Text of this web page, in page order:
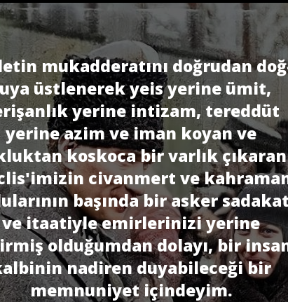
mukadderatını doğrudan
üstlenerek yeis yerine ümit,
yerine intizam, tereddüt
yerine azim ve iman koyan ve
koskoca bir varlık çıkaran
civanmert ve
başında bir asker
ve itaatiyle emirlerinizi yerine
olduğumdan dolayı, bir
nadiren duyabileceği bir
memnuniyet içindeyim.